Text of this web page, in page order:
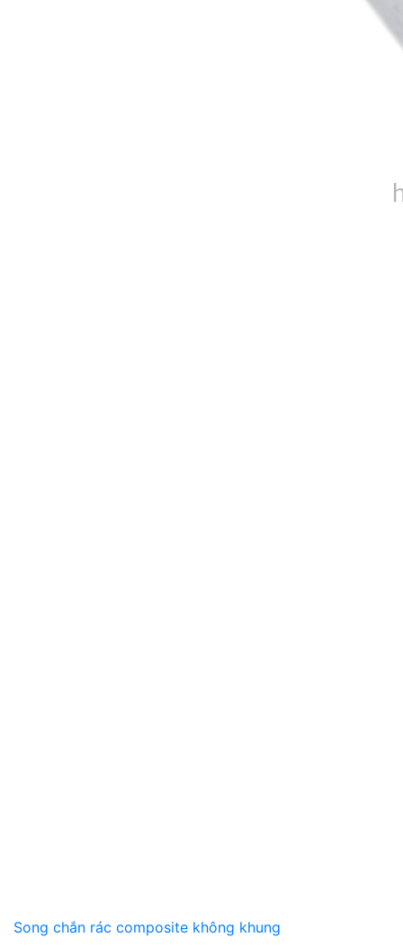
Song chắn rác composite không khung